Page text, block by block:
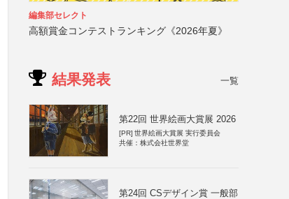
編集部セレクト
高額賞金コンテストランキング《2026年夏》
結果発表 一覧
第22回 世界絵画大賞展 2026
[PR] 世界絵画大賞展 実行委員会
共催：株式会社世界堂
第24回 CSデザイン賞 一般部